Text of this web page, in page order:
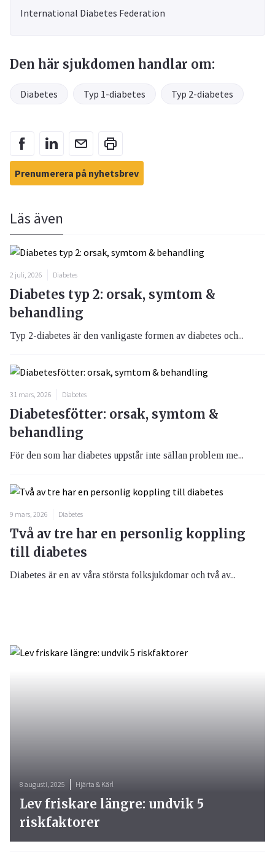
International Diabetes Federation
Den här sjukdomen handlar om:
Diabetes Typ 1-diabetes Typ 2-diabetes
Prenumerera på nyhetsbrev
Läs även
2 juli, 2026 Diabetes
Diabetes typ 2: orsak, symtom &
behandling
Typ 2-diabetes är den vanligaste formen av diabetes och...
31 mars, 2026 Diabetes
Diabetesfötter: orsak, symtom &
behandling
För den som har diabetes uppstår inte sällan problem me...
9 mars, 2026 Diabetes
Två av tre har en personlig koppling
till diabetes
Diabetes är en av våra största folksjukdomar och två av...
8 augusti, 2025 Hjärta & Kärl
Lev friskare längre: undvik 5
riskfaktorer